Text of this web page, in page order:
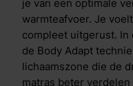
blootstelling aan
huisdieren
probiotica. De
die zorgt voor een
temperatuurregulatie.
je van een optimale
warmteafvoer. Je
compleet uitgerust. In
de Body Adapt
lichaamszone die de
matras beter